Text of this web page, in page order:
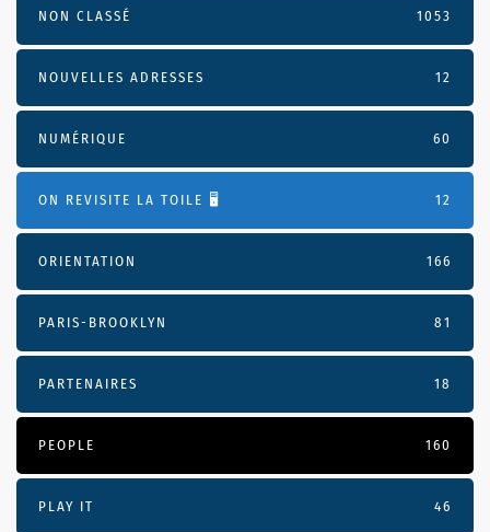
NON CLASSÉ 1053
NOUVELLES ADRESSES 12
NUMÉRIQUE 60
ON REVISITE LA TOILE 🖥️ 12
ORIENTATION 166
PARIS-BROOKLYN 81
PARTENAIRES 18
PEOPLE 160
PLAY IT 46